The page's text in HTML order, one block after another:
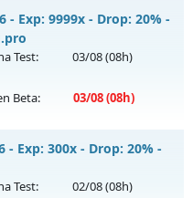
muhoalong.pro
chủ
vào 08h ngày
- Exp: 9999x - Drop: 20% -
Test: 03/08(08h)
Beta: 03/08(08h)
https://muhoalong.pro
chủ
vào 08h ngày
- Exp: 300x - Drop: 20% -
Test: 02/08(08h)